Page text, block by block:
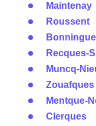
Maintenay
Roussent
Recques-
Muncq-
Zouafques
Mentque-
Clerques